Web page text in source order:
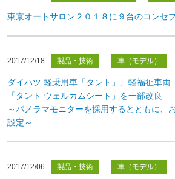
東京オートサロン２０１８に９台のコンセ
2017/12/18 製品・技術 車（モデル）
ダイハツ 軽乗用車「タント」、軽福祉車両
「タント ウェルカムシート」を一部改良
～パノラマモニターを採用するとともに、
設定～
2017/12/06 製品・技術 車（モデル）